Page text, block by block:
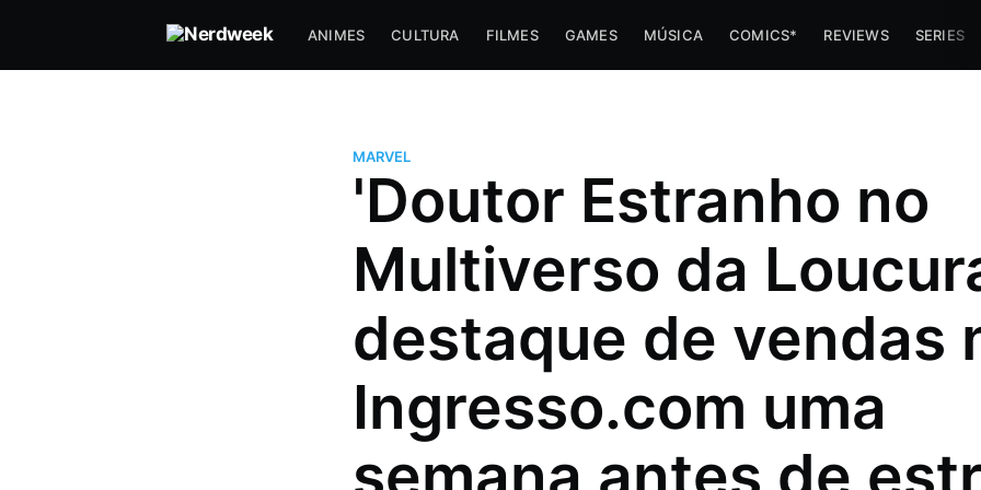
ANIMES CULTURA FILMES GAMES MÚSICA COMICS* REVIEWS SERIES
MARVEL
'Doutor Estranho no
Multiverso da
destaque de vendas
Ingresso.com uma
Hugo Prudente
Um nerd viciado em música, animes e
com DevOps a muitos anos e faz umas